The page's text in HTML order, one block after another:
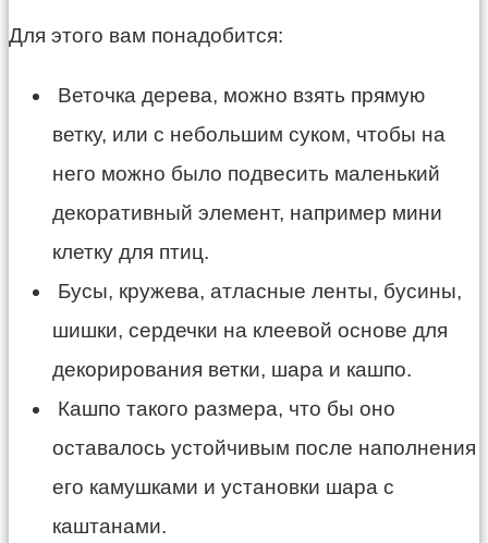
Для этого вам понадобится:
Веточка дерева, можно взять прямую
ветку, или с небольшим суком, чтобы на
него можно было подвесить маленький
декоративный элемент, например мини
клетку для птиц.
Бусы, кружева, атласные ленты, бусины,
шишки, сердечки на клеевой основе для
декорирования ветки, шара и кашпо.
Кашпо такого размера, что бы оно
оставалось устойчивым после наполнения
его камушками и установки шара с
каштанами.